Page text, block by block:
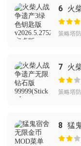
6 火
策略塔
7
火
War:
策略塔
8 猛